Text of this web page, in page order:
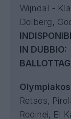
Wijndal -
Dolberg,
IN DUBBIO:
Retsos,
Rodinei, El